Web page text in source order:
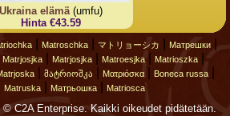
Ukraina elämä(umfu)
Hinta €43.59
| Matroschka| マトリョーシカ Матрешки|
Matrjosjka| Matrjosjka| Matroesjka| Matrioszka|
მატრიოშკა Ματριόσκα Boneca russa
Matruska Матрьошка Matriosca
C2A Enterprise. Kaikki oikeudet pidätetään.